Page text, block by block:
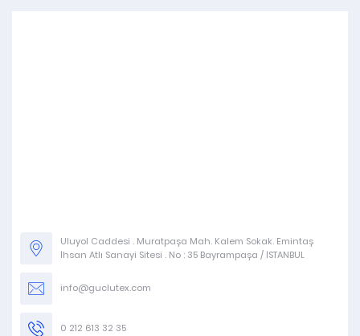
Uluyol Caddesi . Muratpaşa Mah. Kalem Sokak. Emintaş
İhsan Atlı Sanayi Sitesi . No : 35 Bayrampaşa / İSTANBUL
info@guclutex.com
0 212 613 32 35